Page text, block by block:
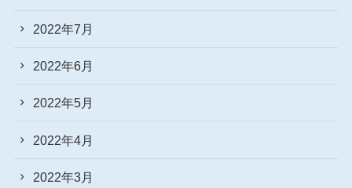
2022年7月
2022年6月
2022年5月
2022年4月
2022年3月